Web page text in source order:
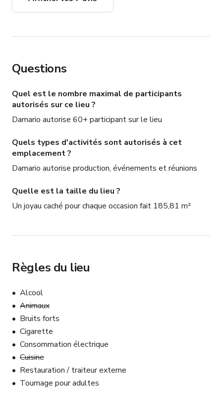
Questions
Quel est le nombre maximal de participants
autorisés sur ce lieu ?
Damario autorise 60+ participant sur le lieu
Quels types d'activités sont autorisés à cet
emplacement ?
Damario autorise production, événements et réunions
Quelle est la taille du lieu ?
Un joyau caché pour chaque occasion fait 185,81 m²
Règles du lieu
Alcool
Animaux
Bruits forts
Cigarette
Consommation électrique
Cuisine
Restauration / traiteur externe
Tournage pour adultes